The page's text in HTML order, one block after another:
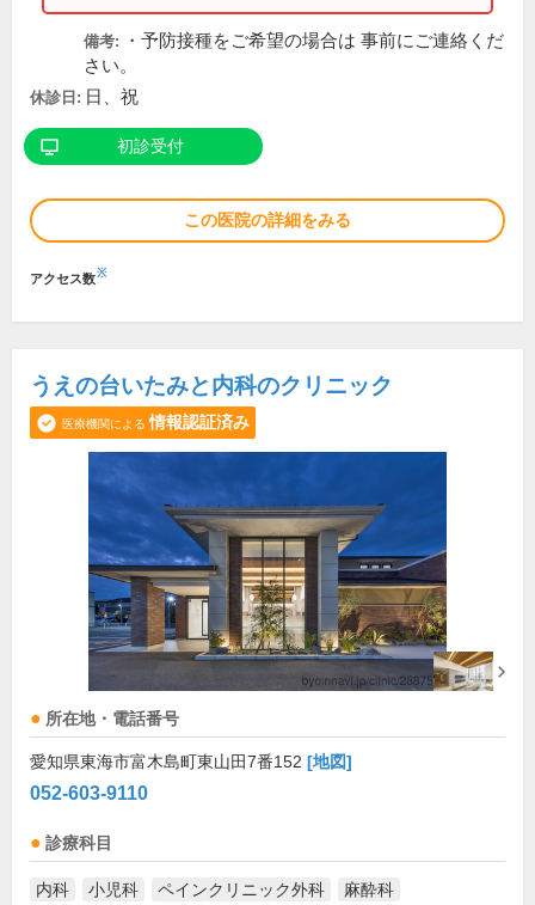
備考:
・予防接種をご希望の場合は 事前にご連絡くだ
さい。
休診日: 日、祝
初診受付
この医院の詳細をみる
アクセス数※
うえの台いたみと内科のクリニック
医療機関による 情報認証済み
所在地・電話番号
愛知県東海市富木島町東山田7番152 [地図]
052-603-9110
診療科目
内科 小児科 ペインクリニック外科 麻酔科